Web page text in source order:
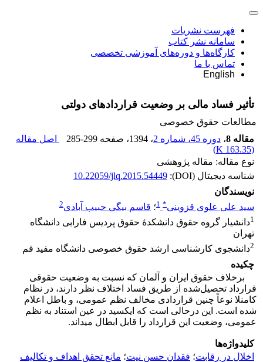
فهرست نشریات
سامانه نشر کتاب
کارگاه‌ها و دوره‌های آموزشی تخصصی
تماس با ما
English
تأثیر فساد مالی بر وضعیت قراردادهای دولتی
مطالعات حقوق خصوصی
مقاله 8
، دوره 45، شماره 2 ، 1394 ، صفحه 285-299
اصل مقاله
(
163.35 K
)
نوع مقاله: مقاله پژوهشی
شناسه دیجیتال (DOI):
10.22059/jlq.2015.54449
نویسندگان
سید علی علوی قزوینی*
1؛ قاسم بیگی حبیب آبادی2
1دانشیار گروه حقوق دانشکدۀ حقوق پردیس فارابی دانشگاه
تهران
2دانشجوی کارشناسی ارشد حقوق خصوصی دانشگاه مفید قم
چکیده
برخلاف حقوق ایران و آلمان که نسبت به وضعیت حقوقی
قرارداد تحصیل‌شده از طریق فساد اختلاف نظر دارند، در نظام
کامن‎لا نو‎‎‎‎‎‎عاً چنین قراردادی مخالف نظم عمومی، و باطل اعلام
شده است. این درحالی است که ایکسید در عین استناد به نظم
عمومی، وضعیت این قرارداد را قابل ابطال می‎داند.‎‎‎‎‎‎
کلیدواژه‌ها
اخلال در رقابت؛ فقدان حسن‌ نیت؛ مانع تحقق اهداف و تکالیف